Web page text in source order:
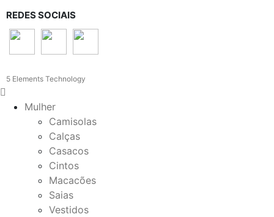
REDES SOCIAIS
5 Elements Technology
Mulher
Camisolas
Calças
Casacos
Cintos
Macacões
Saias
Vestidos